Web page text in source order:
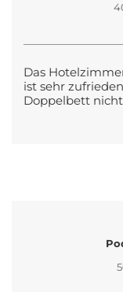
Das
ist sehr
Doppelbett